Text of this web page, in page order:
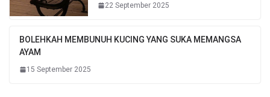
22 September 2025
BOLEHKAH MEMBUNUH KUCING YANG SUKA MEMANGSA
AYAM
15 September 2025